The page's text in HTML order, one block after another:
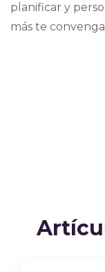
planificar y
más te